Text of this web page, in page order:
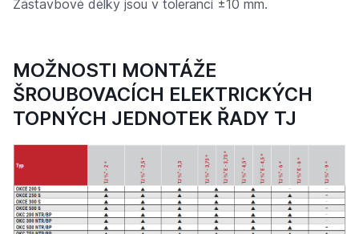
Zástavbové délky jsou v toleranci ±10 mm.
MOŽNOSTI MONTÁŽE
ŠROUBOVACÍCH ELEKTRICKÝCH
TOPNÝCH JEDNOTEK ŘADY TJ